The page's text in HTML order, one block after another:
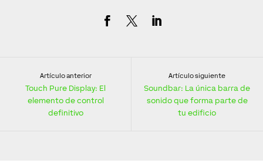
Artículo anterior
Touch Pure Display: El
elemento de control
definitivo
Artículo siguiente
Soundbar: La única barra de
sonido que forma parte de
tu edificio